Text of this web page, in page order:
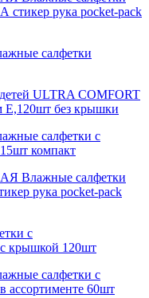
рука pocket-pack
салфетки
ULTRA COMFORT
Е,120шт без крышки
салфетки с
компакт
Влажные салфетки
рука pocket-pack
с
крышкой 120шт
салфетки c
ассортименте 60шт